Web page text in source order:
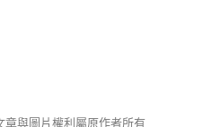
章與圖片權利屬原作者所有